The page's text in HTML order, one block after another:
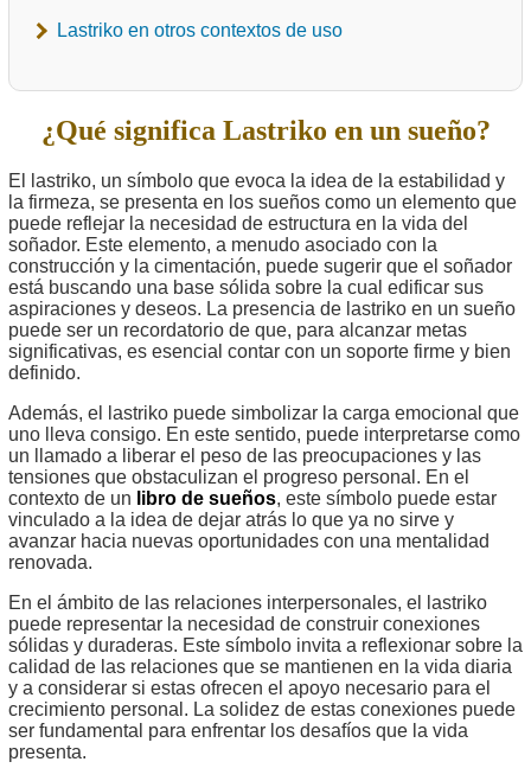
Lastriko en otros contextos de uso
¿Qué significa Lastriko en un sueño?
El lastriko, un símbolo que evoca la idea de la estabilidad y
la firmeza, se presenta en los sueños como un elemento que
puede reflejar la necesidad de estructura en la vida del
soñador. Este elemento, a menudo asociado con la
construcción y la cimentación, puede sugerir que el soñador
está buscando una base sólida sobre la cual edificar sus
aspiraciones y deseos. La presencia de lastriko en un sueño
puede ser un recordatorio de que, para alcanzar metas
significativas, es esencial contar con un soporte firme y bien
definido.
Además, el lastriko puede simbolizar la carga emocional que
uno lleva consigo. En este sentido, puede interpretarse como
un llamado a liberar el peso de las preocupaciones y las
tensiones que obstaculizan el progreso personal. En el
contexto de un libro de sueños, este símbolo puede estar
vinculado a la idea de dejar atrás lo que ya no sirve y
avanzar hacia nuevas oportunidades con una mentalidad
renovada.
En el ámbito de las relaciones interpersonales, el lastriko
puede representar la necesidad de construir conexiones
sólidas y duraderas. Este símbolo invita a reflexionar sobre la
calidad de las relaciones que se mantienen en la vida diaria
y a considerar si estas ofrecen el apoyo necesario para el
crecimiento personal. La solidez de estas conexiones puede
ser fundamental para enfrentar los desafíos que la vida
presenta.